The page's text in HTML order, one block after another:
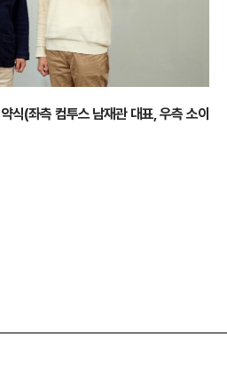
식(좌측 컴투스 남재관 대표, 우측 소이